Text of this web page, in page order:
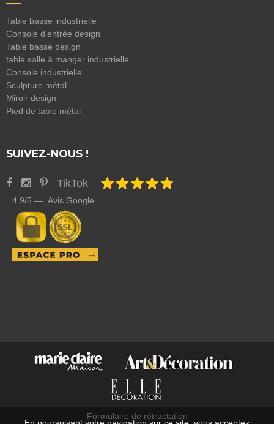
Table basse industrielle
Console d'entrée design
Table basse design
table salle à manger industrielle
Console industrielle
Sculpture métal
Miroir design
Pied de table métal
SUIVEZ-NOUS !
TikTok
4.9/5 — Avis Google
Formulaire de rétractation